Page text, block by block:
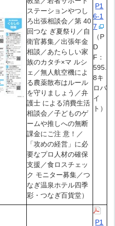
ステーションやつし
ろ出張相談会／第 40
回つな ぎ夏祭り／自
衛官募集／出張年金
相談／あたらしい家
族のカタチ×マ ルシ
ェ／無人航空機によ
る農薬散布はルール
を守りましょう／弁
護士 による消費生活
相談会／子どものゲ
ームや推しへの無断
課金にご注 意！／
「攻めの経営」に必
要なプロ人材の確保
支援／食ロスチェッ
ク モニター募集／つ
なぎ温泉ホテル四季
彩・つなぎ百貨堂）
P1
6-1
7
（P
D
F：
595.
8キ
ロバ
イ
ト）
P1